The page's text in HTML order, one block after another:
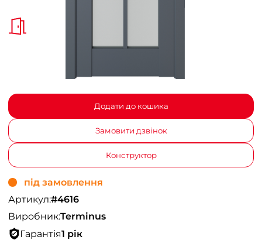
Додати до кошика
Замовити дзвінок
Конструктор
під замовлення
Артикул:#4616
Виробник:Terminus
Гарантія1 рік